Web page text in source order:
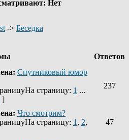
Нет
-> Беседка
Ответов
Спутниковый юмор
На страницу: 1 ...
]
237
Что смотрим?
На страницу: 1 , 2,
47